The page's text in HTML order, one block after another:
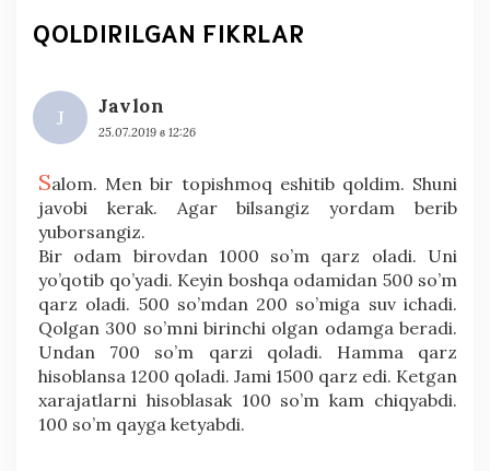
QOLDIRILGAN FIKRLAR
J Javlon
25.07.2019 в 12:26
Salom. Men bir topishmoq eshitib qoldim. Shuni
javobi kerak. Agar bilsangiz yordam berib
yuborsangiz.
Bir odam birovdan 1000 so’m qarz oladi. Uni
yo’qotib qo’yadi. Keyin boshqa odamidan 500 so’m
qarz oladi. 500 so’mdan 200 so’miga suv ichadi.
Qolgan 300 so’mni birinchi olgan odamga beradi.
Undan 700 so’m qarzi qoladi. Hamma qarz
hisoblansa 1200 qoladi. Jami 1500 qarz edi. Ketgan
xarajatlarni hisoblasak 100 so’m kam chiqyabdi.
100 so’m qayga ketyabdi.